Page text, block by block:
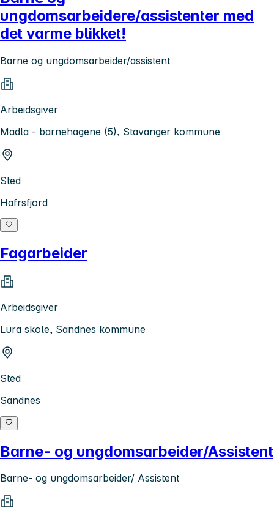
ungdomsarbeidere/assistenter med
det varme blikket!
Barne og ungdomsarbeider/assistent
Arbeidsgiver
Madla - barnehagene (5), Stavanger kommune
Sted
Hafrsfjord
Fagarbeider
Arbeidsgiver
Lura skole, Sandnes kommune
Sted
Sandnes
Barne- og ungdomsarbeider/Assistent
Barne- og ungdomsarbeider/ Assistent